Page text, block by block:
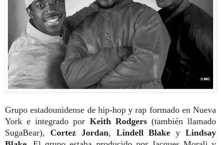
Grupo estadounidense de hip-hop y rap formado en Nueva
York e integrado por Keith Rodgers (también llamado
SugaBear), Cortez Jordan, Lindell Blake yLindsay